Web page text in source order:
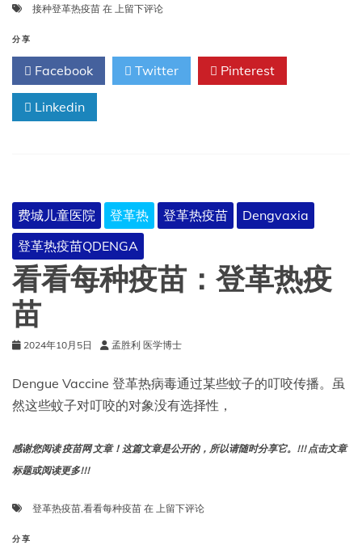
接种登革热疫苗 在 接
革
疫
上留下评论
分享
Facebook Twitter Pinterest
Linkedin
费城儿童医院 登革热 登革热疫苗
Dengvaxia
登革热疫苗QDENGA
看看每种疫苗：登革热疫
苗
2024年10月5日 孟胜利 医学博士
Dengue Vaccine 登革热病毒通过某些蚊子的叮咬传播。虽
然这些蚊子对叮咬的对象没有选择性，
感谢您阅读 疫苗网 文章！这篇文章是公开的，所以请随时分享它。!!! 点击文章
标题或阅读更多!!!
登革热疫苗,看看每种疫苗 在 看
上留下评论
分享